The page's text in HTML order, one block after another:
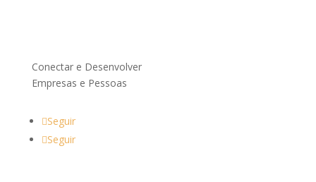
Conectar e Desenvolver
Empresas e Pessoas
Seguir
Seguir